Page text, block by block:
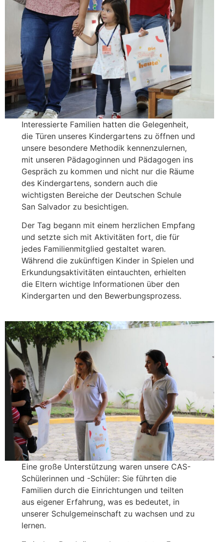
Interessierte Familien hatten die Gelegenheit,
die Türen unseres Kindergartens zu öffnen und
unsere besondere Methodik kennenzulernen,
mit unseren Pädagoginnen und Pädagogen ins
Gespräch zu kommen und nicht nur die Räume
des Kindergartens, sondern auch die
wichtigsten Bereiche der Deutschen Schule
San Salvador zu besichtigen.
Der Tag begann mit einem herzlichen Empfang
und setzte sich mit Aktivitäten fort, die für
jedes Familienmitglied gestaltet waren.
Während die zukünftigen Kinder in Spielen und
Erkundungsaktivitäten eintauchten, erhielten
die Eltern wichtige Informationen über den
Kindergarten und den Bewerbungsprozess.
Eine große Unterstützung waren unsere CAS-
Schülerinnen und -Schüler: Sie führten die
Familien durch die Einrichtungen und teilten
aus eigener Erfahrung, was es bedeutet, in
unserer Schulgemeinschaft zu wachsen und zu
lernen.